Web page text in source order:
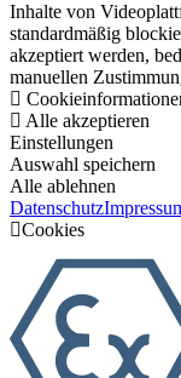
Inhalte von
standardmäßig
akzeptiert werden,
manuellen
Alle akzeptieren
Einstellungen
Auswahl speichern
Alle ablehnen
Datenschutz
Cookies